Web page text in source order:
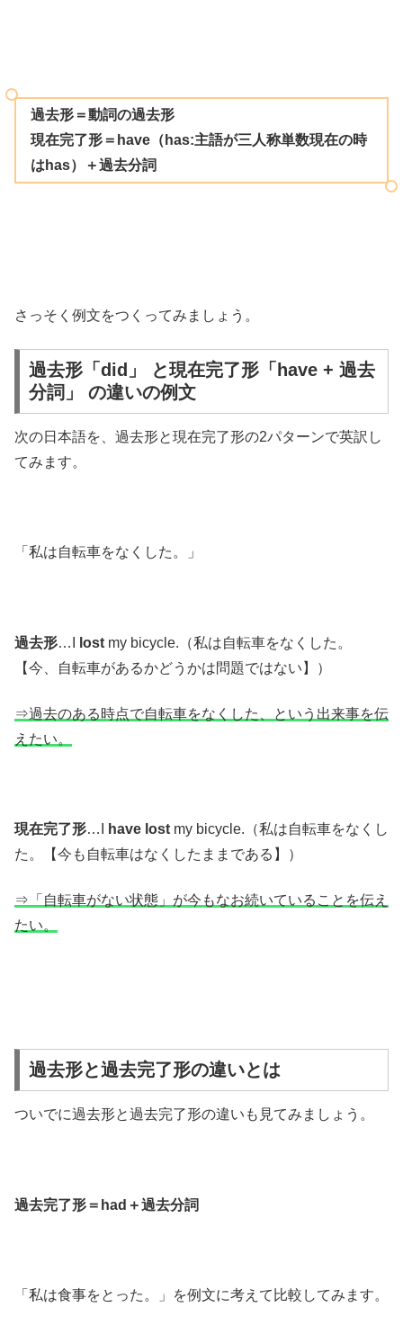
過去形＝動詞の過去形
現在完了形＝have（has:主語が三人称単数現在の時
はhas）＋過去分詞
さっそく例文をつくってみましょう。
過去形「did」 と現在完了形「have + 過去
分詞」 の違いの例文
次の日本語を、過去形と現在完了形の2パターンで英訳し
てみます。
「私は自転車をなくした。」
過去形…I lost my bicycle.（私は自転車をなくした。
【今、自転車があるかどうかは問題ではない】）
⇒過去のある時点で自転車をなくした、という出来事を伝
えたい。
現在完了形…I have lost my bicycle.（私は自転車をなくし
た。【今も自転車はなくしたままである】）
⇒「自転車がない状態」が今もなお続いていることを伝え
たい。
過去形と過去完了形の違いとは
ついでに過去形と過去完了形の違いも見てみましょう。
過去完了形＝had＋過去分詞
「私は食事をとった。」を例文に考えて比較してみます。